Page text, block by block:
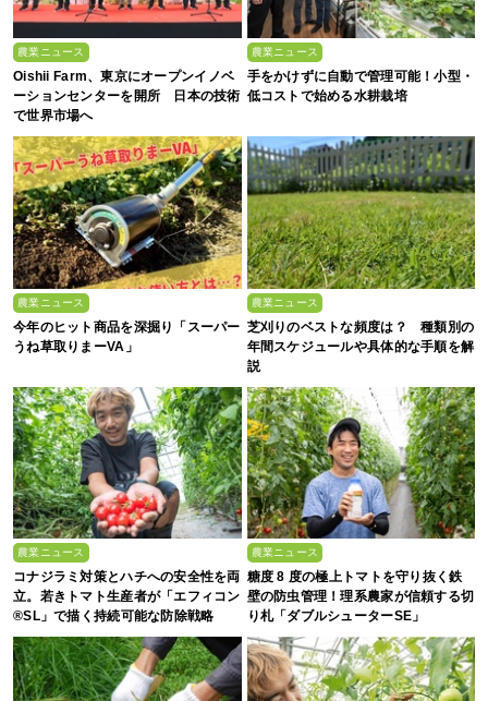
農業ニュース
Oishii Farm、東京にオープンイノベ
ーションセンターを開所 日本の技術
で世界市場へ
農業ニュース
手をかけずに自動で管理可能！小型・
低コストで始める水耕栽培
農業ニュース
今年のヒット商品を深掘り「スーパー
うね草取りまーVA」
農業ニュース
芝刈りのベストな頻度は？ 種類別の
年間スケジュールや具体的な手順を解
説
農業ニュース
コナジラミ対策とハチへの安全性を両
立。若きトマト生産者が「エフィコン
®SL」で描く持続可能な防除戦略
農業ニュース
糖度 8 度の極上トマトを守り抜く鉄
壁の防虫管理！理系農家が信頼する切
り札「ダブルシューターSE」